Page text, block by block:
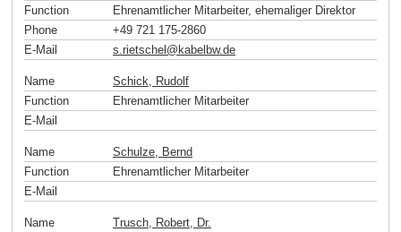
Function
Ehrenamtlicher Mitarbeiter, ehemaliger Direktor
Phone
+49 721 175-2860
E-Mail
s.rietschel @ kabelbw.de
Name
Schick, Rudolf
Function
Ehrenamtlicher Mitarbeiter
E-Mail
Name
Schulze, Bernd
Function
Ehrenamtlicher Mitarbeiter
E-Mail
Name
Trusch, Robert, Dr.